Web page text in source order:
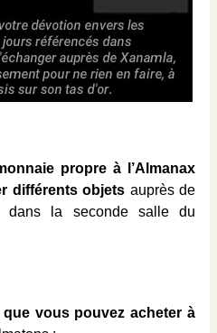
propre à l’Almanax
différents objets auprès de
la seconde salle du
vous pouvez acheter à